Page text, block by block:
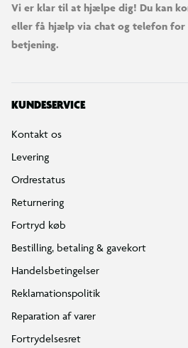
Vi er klar til at hjælpe dig! Du kan
eller få hjælp via chat og telefon for
betjening.
KUNDESERVICE
Kontakt os
Levering
Ordrestatus
Returnering
Fortryd køb
Bestilling, betaling & gavekort
Handelsbetingelser
Reklamationspolitik
Reparation af varer
Fortrydelsesret